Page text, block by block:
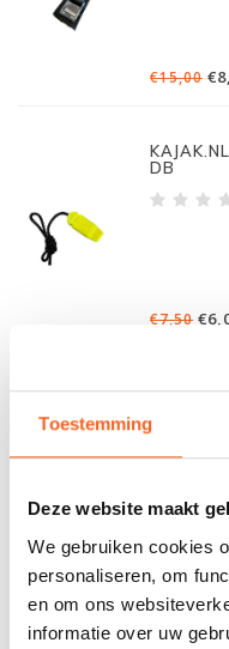
Toestemming
Deze website maakt
We gebruiken cookies
personaliseren, om
en om ons
informatie over uw
€15,00
DB
€7,50